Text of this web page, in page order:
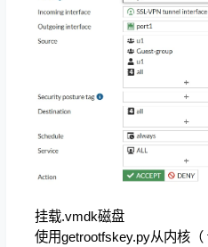
挂载.vmdk磁盘
使用getrootfskey.py从内核